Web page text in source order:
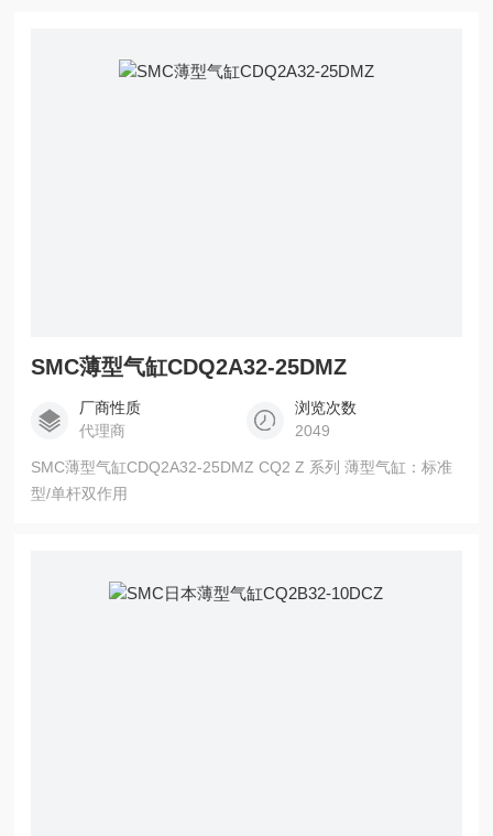
SMC薄型气缸CDQ2A32-25DMZ
厂商性质
代理商
浏览次数
2049
SMC薄型气缸CDQ2A32-25DMZ CQ2 Z 系列 薄型气缸：标准
型/单杆双作用